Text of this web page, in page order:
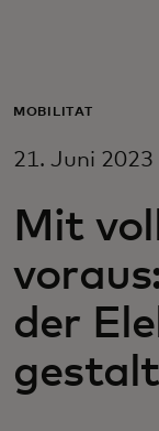
Für
Für
MOBILITÄT
21. Juni 2023
Mit
der